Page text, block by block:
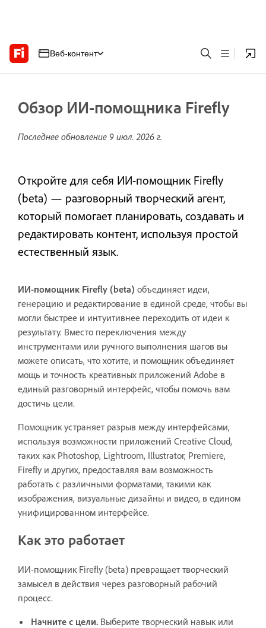
Веб-контент
Обзор ИИ-помощника Firefly
Последнее обновление 9 июл. 2026 г.
Откройте для себя ИИ-помощник Firefly
(beta) — разговорный творческий агент,
который помогает планировать, создавать и
редактировать контент, используя простой
естественный язык.
ИИ-помощник Firefly (beta) объединяет идеи,
генерацию и редактирование в единой среде, чтобы вы
могли быстрее и интуитивнее переходить от идеи к
результату. Вместо переключения между
инструментами или ручного выполнения шагов вы
можете описать, что хотите, и помощник объединяет
мощь и точность креативных приложений Adobe в
единый разговорный интерфейс, чтобы помочь вам
достичь цели.
Помощник устраняет разрыв между интерфейсами,
используя возможности приложений Creative Cloud,
таких как Photoshop, Lightroom, Illustrator, Premiere,
Firefly и других, предоставляя вам возможность
работать с различными форматами, такими как
изображения, визуальные дизайны и видео, в едином
унифицированном интерфейсе.
Как это работает
ИИ-помощник Firefly (beta) превращает творческий
замысел в действия через разговорный рабочий
процесс.
Начните с цели. Выберите творческий навык или